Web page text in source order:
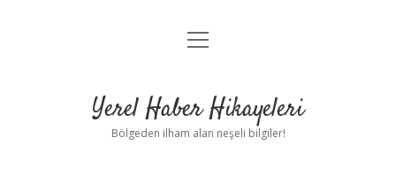
Anasayfa
Yasal Uyarı
menüyü
Yerel Haber Hikayeleri
Bölgeden ilham alan neşeli bilgiler!